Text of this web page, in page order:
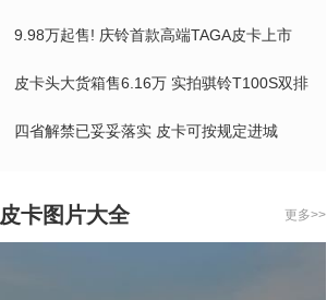
9.98万起售! 庆铃首款高端TAGA皮卡上市
皮卡头大货箱售6.16万 实拍骐铃T100S双排
四省解禁已妥妥落实 皮卡可按规定进城
更多>>
皮卡图片大全